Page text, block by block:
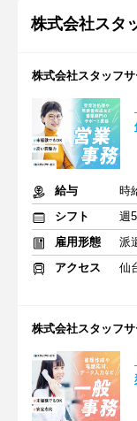
株式会社スタ
株式会社スタッフ
給与
時
シフト
週
雇用形態
派
アクセス
仙
株式会社スタッフ